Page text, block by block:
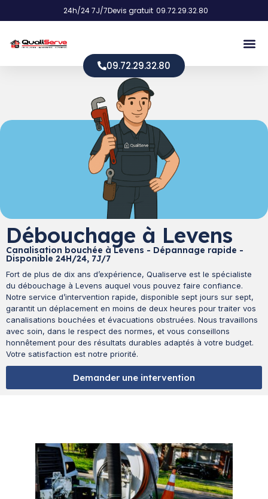
24h/24 7J/7Devis gratuit 09.72.29.32.80
09.72.29.32.80
Débouchage à Levens
Canalisation bouchée à Levens - Dépannage rapide -
Disponible 24H/24, 7J/7
Fort de plus de dix ans d’expérience, Qualiserve est le spécialiste
du débouchage à Levens auquel vous pouvez faire confiance.
Notre service d’intervention rapide, disponible sept jours sur sept,
garantit un déplacement en moins de deux heures pour traiter vos
canalisations bouchées et évacuations obstruées. Nous travaillons
avec soin, dans le respect des normes, et vous conseillons
honnêtement pour des résultats durables adaptés à votre budget.
Votre satisfaction est notre priorité.
Demander une intervention